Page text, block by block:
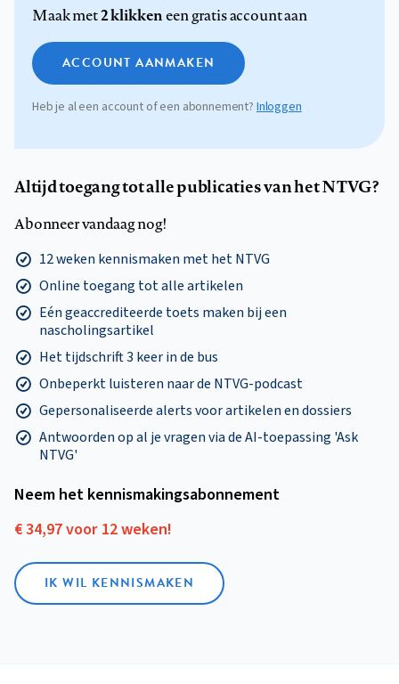
Maak met2 klikkeneen gratis account aan
ACCOUNT AANMAKEN
Heb je al een account of een abonnement? Inloggen
Altijd toegang tot alle publicaties van het NTVG?
Abonneer vandaag nog!
12 weken kennismaken met het NTVG
Online toegang tot alle artikelen
Eén geaccrediteerde toets maken bij een
nascholingsartikel
Het tijdschrift 3 keer in de bus
Onbeperkt luisteren naar de NTVG-podcast
Gepersonaliseerde alerts voor artikelen en dossiers
Antwoorden op al je vragen via de AI-toepassing 'Ask
NTVG'
Neem het kennismakings­abonnement
€ 34,97 voor 12 weken!
IK WIL KENNISMAKEN